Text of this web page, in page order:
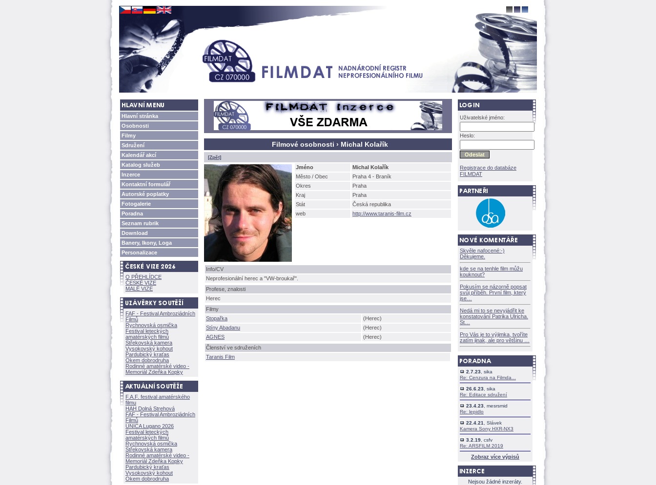
Hlavní stránka
Osobnosti
Filmy
Sdružení
Kalendář akcí
Katalog služeb
Inzerce
Kontaktní formulář
Autorské poplatky
Fotogalerie
Poradna
Seznam rubrik
Download
Banery, Ikony, Loga
Personalizace
O PŘEHLÍDCE
ČESKÉ VIZE
MALÉ VIZE
FAF - Festival Ambroziádních
Filmů
Rychnovská osmička
Festival leteckých
amatérských filmů
Střekovská kamera
Vysokovský kohout
Pardubický kraťas
Okem dobrodruha
Rodinné amatérské video -
Memoriál Zdeňka Kopky
F.A.F. festival amatérského
filmu
HAH Dolná Strehov
FAF - Festival Ambroziádních
Filmů
UNICA Lugano 2026
Festival leteckých
amatérských filmů
Rychnovská osmička
Střekovská kamera
Rodinné amatérské video -
Memoriál Zdeňka Kopky
Pardubický kraťas
Vysokovský kohout
Okem dobrodruha
Filmové osobnosti › Michal Kolařík
[Zpět]
Jméno
Michal Kolařík
Město / Obec
Praha 4 - Braník
Okres
Praha
Kraj
Praha
Stát
Česká republika
web
http://www.taranis-film.cz
Info/CV
Neprofesionální herec a "VW-broukař".
Profese, znalosti
Herec
Filmy
Stopařka
(Herec)
Stíny Abadanu
(Herec)
AGNES
(Herec)
Členství ve sdruženích
Taranis Film
Uživatelské jméno:
Heslo:
Registrace do databáze
FILMDAT
Skvěle nafocené:-)
Děkujeme.
kde se na tenhle film můžu
kouknout?
Pokusím se názorně popsat
svůj příběh. První film, který
jse
Nedá mi to se nevyjádřit ke
konstatování Patrika Ulricha.
St
Pro Vás je to výjimka, tvoříte
zatím jinak, ale pro většinu
2.7.23 , sika
Re: Cenzura na Filmda...
26.6.23 , sika
Re: Editace sdružení
23.4.23 , mesrsmid
Re: lepidlo
22.4.21
, Slávek
Kamera Sony HXR-NX3
3.2.19 , csfv
Re: ARSFILM 2019
Zobraz více výpisů
Nejsou žádné inzeráty.